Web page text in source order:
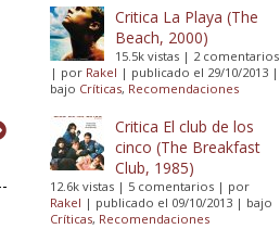
Critica La Playa (The
Beach, 2000)
15.5k vistas | 2 comentarios
| por Rakel | publicado el 29/10/2013 |
bajo Críticas, Recomendaciones
Critica El club de los
cinco (The Breakfast
Club, 1985)
12.6k vistas | 5 comentarios | por
Rakel | publicado el 09/10/2013 | bajo
Críticas, Recomendaciones